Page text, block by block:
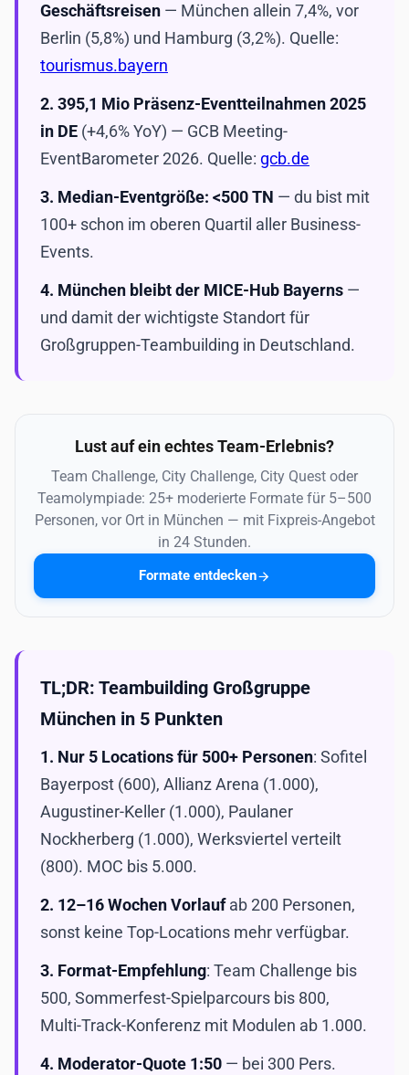
Geschäftsreisen — München allein 7,4%, vor
Berlin (5,8%) und Hamburg (3,2%). Quelle:
tourismus.bayern
2. 395,1 Mio Präsenz-Eventteilnahmen 2025
in DE (+4,6% YoY) — GCB Meeting-
EventBarometer 2026. Quelle: gcb.de
3. Median-Eventgröße: <500 TN — du bist mit
100+ schon im oberen Quartil aller Business-
Events.
4. München bleibt der MICE-Hub Bayerns —
und damit der wichtigste Standort für
Großgruppen-Teambuilding in Deutschland.
Lust auf ein echtes Team-Erlebnis?
Team Challenge, City Challenge, City Quest oder
Teamolympiade: 25+ moderierte Formate für 5–500
Personen, vor Ort in München — mit Fixpreis-Angebot
in 24 Stunden.
Formate entdecken
TL;DR: Teambuilding Großgruppe
München in 5 Punkten
1. Nur 5 Locations für 500+ Personen: Sofitel
Bayerpost (600), Allianz Arena (1.000),
Augustiner-Keller (1.000), Paulaner
Nockherberg (1.000), Werksviertel verteilt
(800). MOC bis 5.000.
2. 12–16 Wochen Vorlaufab 200 Personen,
sonst keine Top-Locations mehr verfügbar.
3. Format-Empfehlung: Team Challenge bis
500, Sommerfest-Spielparcours bis 800,
Multi-Track-Konferenz mit Modulen ab 1.000.
4. Moderator-Quote 1:50 — bei 300 Pers.